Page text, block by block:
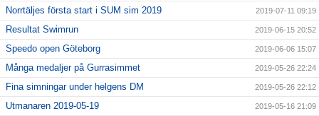
Norrtäljes första start i SUM sim 2019 2019-07-11 09:19
Resultat Swimrun 2019-06-15 20:52
Speedo open Göteborg 2019-06-06 15:07
Många medaljer på Gurrasimmet 2019-05-26 22:24
Fina simningar under helgens DM 2019-05-26 22:12
Utmanaren 2019-05-19 2019-05-16 21:09